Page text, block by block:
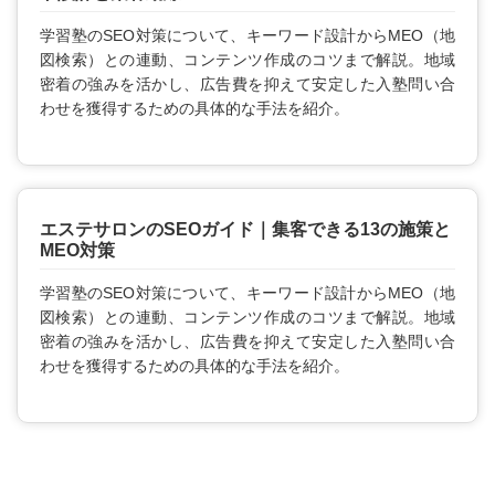
学習塾のSEO対策について、キーワード設計からMEO（地
図検索）との連動、コンテンツ作成のコツまで解説。地域
密着の強みを活かし、広告費を抑えて安定した入塾問い合
わせを獲得するための具体的な手法を紹介。
エステサロンのSEOガイド｜集客できる13の施策と
MEO対策
学習塾のSEO対策について、キーワード設計からMEO（地
図検索）との連動、コンテンツ作成のコツまで解説。地域
密着の強みを活かし、広告費を抑えて安定した入塾問い合
わせを獲得するための具体的な手法を紹介。